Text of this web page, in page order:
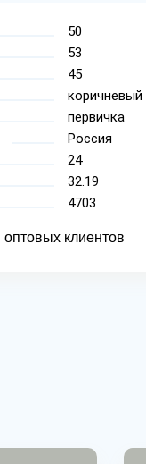
50
53
45
коричневый
первичка
Россия
24
32.19
4703
клиентов